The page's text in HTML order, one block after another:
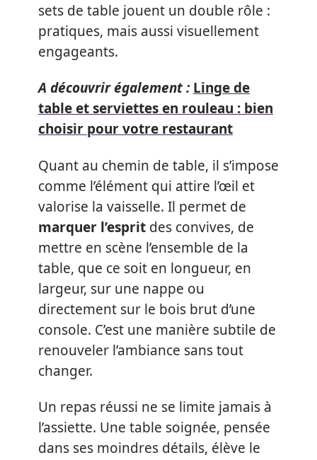
sets de table jouent un double rôle :
pratiques, mais aussi visuellement
engageants.
A découvrir également : Linge de
table et serviettes en rouleau : bien
choisir pour votre restaurant
Quant au chemin de table, il s’impose
comme l’élément qui attire l’œil et
valorise la vaisselle. Il permet de
marquer l’esprit des convives, de
mettre en scène l’ensemble de la
table, que ce soit en longueur, en
largeur, sur une nappe ou
directement sur le bois brut d’une
console. C’est une manière subtile de
renouveler l’ambiance sans tout
changer.
Un repas réussi ne se limite jamais à
l’assiette. Une table soignée, pensée
dans ses moindres détails, élève le